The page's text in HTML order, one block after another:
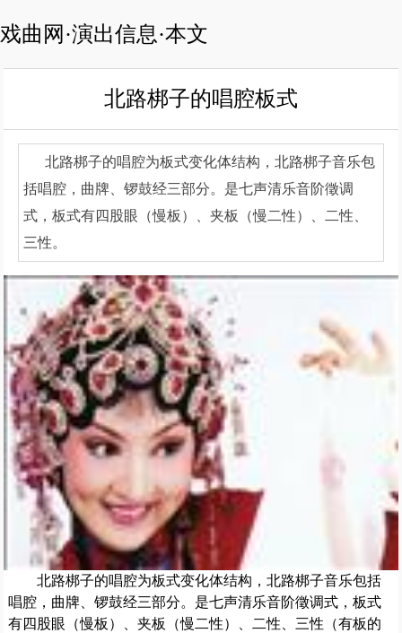
戏曲网·演出信息·本文
北路梆子的唱腔板式
北路梆子的唱腔为板式变化体结构，北路梆子音乐包
括唱腔，曲牌、锣鼓经三部分。是七声清乐音阶徵调
式，板式有四股眼（慢板）、夹板（慢二性）、二性、
三性。
北路梆子的唱腔为板式变化体结构，北路梆子音乐包括
唱腔，曲牌、锣鼓经三部分。是七声清乐音阶徵调式，板式
有四股眼（慢板）、夹板（慢二性）、二性、三性（有板的